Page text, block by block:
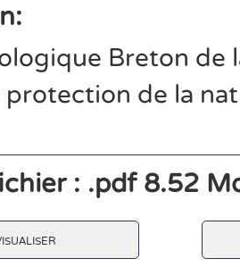
Breton de
de la
: .pdf 8.52